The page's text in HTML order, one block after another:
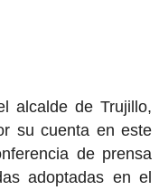
alcalde de Trujillo,
su cuenta en este
de prensa
adoptadas en el